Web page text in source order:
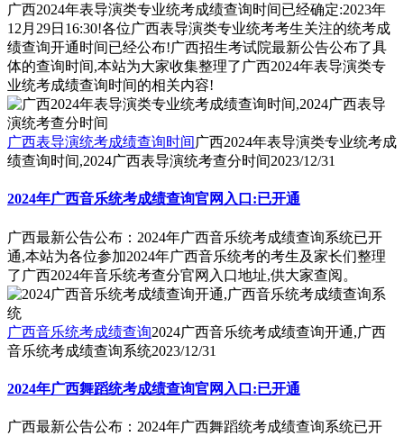
广西2024年表导演类专业统考成绩查询时间已经确定:2023年
12月29日16:30!各位广西表导演类专业统考考生关注的统考成
绩查询开通时间已经公布!广西招生考试院最新公告公布了具
体的查询时间,本站为大家收集整理了广西2024年表导演类专
业统考成绩查询时间的相关内容!
广西表导演统考成绩查询时间 广西2024年表导演类专业统考成
绩查询时间,2024广西表导演统考查分时间2023/12/31
2024年广西音乐统考成绩查询官网入口:已开通
广西最新公告公布：2024年广西音乐统考成绩查询系统已开
通,本站为各位参加2024年广西音乐统考的考生及家长们整理
了广西2024年音乐统考查分官网入口地址,供大家查阅。
广西音乐统考成绩查询2024广西音乐统考成绩查询开通,广西
音乐统考成绩查询系统2023/12/31
2024年广西舞蹈统考成绩查询官网入口:已开通
广西最新公告公布：2024年广西舞蹈统考成绩查询系统已开